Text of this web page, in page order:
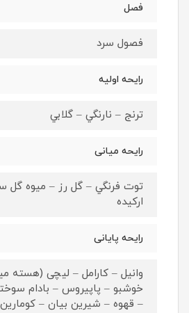
فصل
فصول سرد
رايحه اوليه
ترنج – نارنگي – گلابي
رايحه ميانى
توت فرنگي – گل رز – ميوه گل
اركيده
رايحه پايانى
وانيل – كارامل – لیچی (هسته
خوشبو – پاپيروس – بادام
– قهوه – شيرين بيان – كومارين